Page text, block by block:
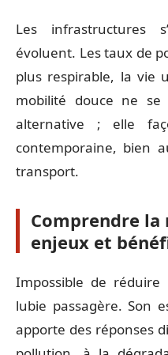
Les infrastructures
évoluent. Les taux de
plus respirable, la vie
mobilité douce ne se
alternative ; elle
contemporaine, bien
transport.
Comprendre
enjeux et
Impossible de réduire
lubie passagère. Son
apporte des réponses